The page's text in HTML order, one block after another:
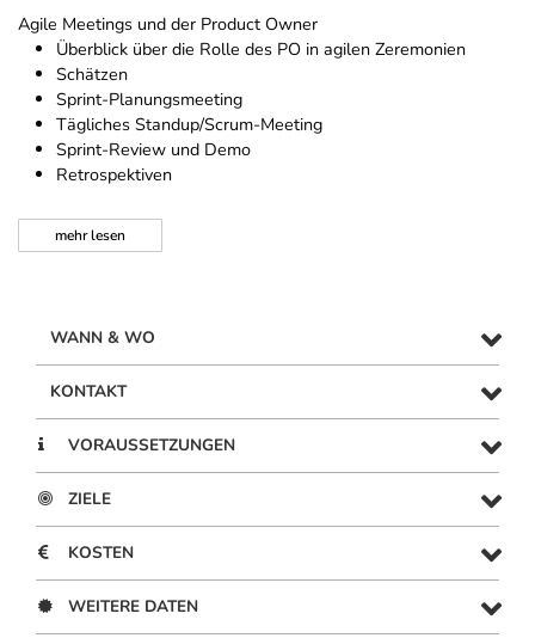
Agile Meetings und der Product Owner
Überblick über die Rolle des PO in agilen Zeremonien
Schätzen
Sprint-Planungsmeeting
Tägliches Standup/Scrum-Meeting
Sprint-Review und Demo
Retrospektiven
mehrlesen
WANN & WO
KONTAKT
VORAUSSETZUNGEN
ZIELE
KOSTEN
WEITERE DATEN